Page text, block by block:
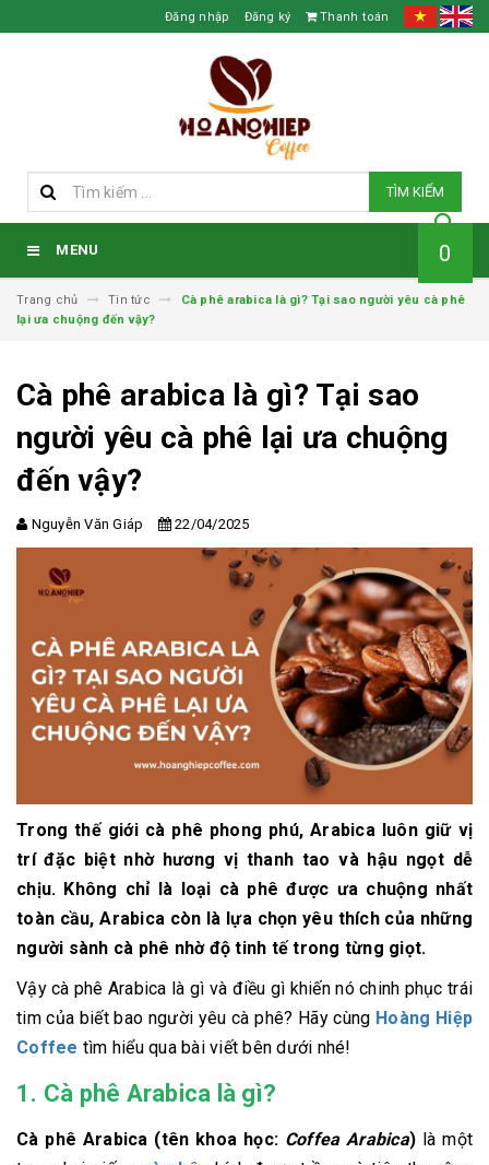
Đăng nhập Đăng ký Thanh toán
TÌM KIẾM
MENU 0
Trang chủ Tin tức
Cà phê arabica là gì? Tại sao người yêu cà phê
lại ưa chuộng đến vậy?
Cà phê arabica là gì? Tại sao
người yêu cà phê lại ưa chuộng
đến vậy?
Nguyễn Văn Giáp 22/04/2025
Trong thế giới cà phê phong phú, Arabica luôn giữ vị
trí đặc biệt nhờ hương vị thanh tao và hậu ngọt dễ
chịu. Không chỉ là loại cà phê được ưa chuộng nhất
toàn cầu, Arabica còn là lựa chọn yêu thích của những
người sành cà phê nhờ độ tinh tế trong từng giọt.
Vậy cà phê Arabica là gì và điều gì khiến nó chinh phục trái
tim của biết bao người yêu cà phê? Hãy cùng Hoàng Hiệp
Coffee tìm hiểu qua bài viết bên dưới nhé!
1. Cà phê Arabica là gì?
Cà phê Arabica (tên khoa học: Coffea Arabica) là một